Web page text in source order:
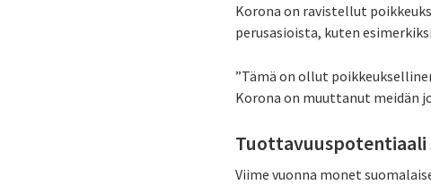
Korona on ravistellut
perusasioista, kuten
”Tämä on ollut
Korona on muuttanut meidän
Viime vuonna monet